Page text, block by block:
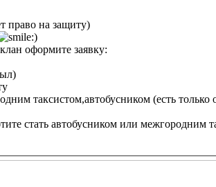
право на защиту)
оформите заявку:
таксистом,автобусником (есть
стать автобусником или межгородним